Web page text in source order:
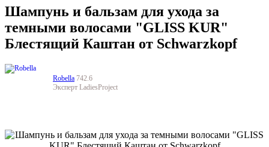
Шампунь и бальзам для ухода за
темными волосами "GLISS KUR"
Блестящий Каштан от Schwarzkopf
Robella 742.6
Эксперт LadiesProject